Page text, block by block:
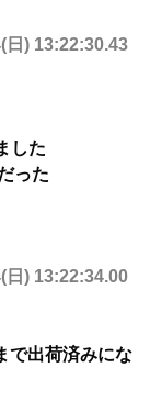
日) 13:22:30.43
した
った
日) 13:22:34.00
で出荷済みにな